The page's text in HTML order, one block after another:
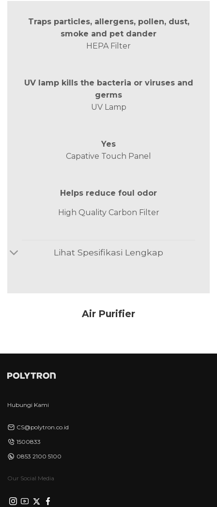
Traps particles, allergens, pollen, dust,
smoke and pet dander
HEPA Filter
UV lamp kills the bacteria or viruses and
germs
UV Lamp
Yes
Capative Touch Panel
Helps reduce foul odor
High Quality Carbon Filter
Lihat Spesifikasi Lengkap
Air Purifier
Hubungi Kami
CS@polytron.co.id
1500833
0853 2100 5100
Our Social Media